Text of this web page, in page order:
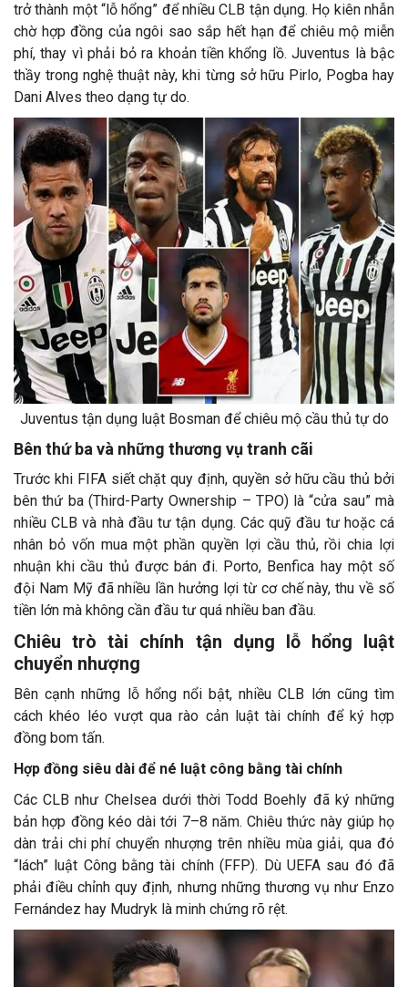
trở thành một “lỗ hổng” để nhiều CLB tận dụng. Họ kiên nhẫn
chờ hợp đồng của ngôi sao sắp hết hạn để chiêu mộ miễn
phí, thay vì phải bỏ ra khoản tiền khổng lồ. Juventus là bậc
thầy trong nghệ thuật này, khi từng sở hữu Pirlo, Pogba hay
Dani Alves theo dạng tự do.
Juventus tận dụng luật Bosman để chiêu mộ cầu thủ tự do
Bên thứ ba và những thương vụ tranh cãi
Trước khi FIFA siết chặt quy định, quyền sở hữu cầu thủ bởi
bên thứ ba (Third-Party Ownership – TPO) là “cửa sau” mà
nhiều CLB và nhà đầu tư tận dụng. Các quỹ đầu tư hoặc cá
nhân bỏ vốn mua một phần quyền lợi cầu thủ, rồi chia lợi
nhuận khi cầu thủ được bán đi. Porto, Benfica hay một số
đội Nam Mỹ đã nhiều lần hưởng lợi từ cơ chế này, thu về số
tiền lớn mà không cần đầu tư quá nhiều ban đầu.
Chiêu trò tài chính tận dụng lỗ hổng luật
chuyển nhượng
Bên cạnh những lỗ hổng nổi bật, nhiều CLB lớn cũng tìm
cách khéo léo vượt qua rào cản luật tài chính để ký hợp
đồng bom tấn.
Hợp đồng siêu dài để né luật công bằng tài chính
Các CLB như Chelsea dưới thời Todd Boehly đã ký những
bản hợp đồng kéo dài tới 7–8 năm. Chiêu thức này giúp họ
dàn trải chi phí chuyển nhượng trên nhiều mùa giải, qua đó
“lách” luật Công bằng tài chính (FFP). Dù UEFA sau đó đã
phải điều chỉnh quy định, nhưng những thương vụ như Enzo
Fernández hay Mudryk là minh chứng rõ rệt.